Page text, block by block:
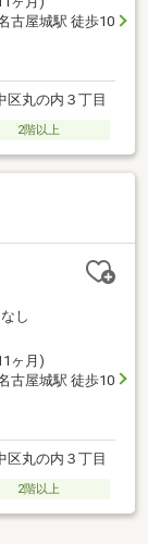
古屋城駅 徒歩10
区丸の内３丁目
2階以上
なし
ヶ月)
古屋城駅 徒歩10
区丸の内３丁目
2階以上